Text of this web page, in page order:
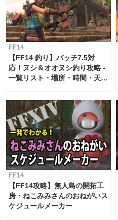
FF14
【FF14 釣り】パッチ7.5対
応！ヌシ＆オオヌシ釣り攻略 -
一覧リスト・場所・時間・天
FF14
【FF14攻略】無人島の開拓工
房・ねこみみさんのおねがいス
ケジュールメーカー